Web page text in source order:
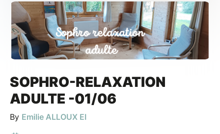
SOPHRO-RELAXATION
ADULTE -01/06
By Emilie ALLOUX EI